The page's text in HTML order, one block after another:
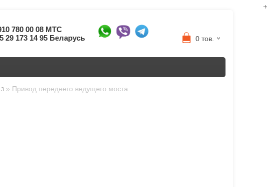
780 00 08 МТС
29 173 14 95 Беларусь
0 тов.
» Привод переднего ведущего моста